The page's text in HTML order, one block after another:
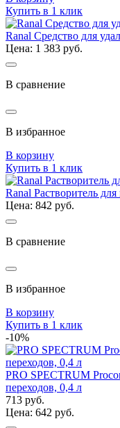
Купить в 1 клик
Ranal Средство для
Цена: 1 383 руб.
В сравнение
В избранное
В корзину
Купить в 1 клик
Ranal Растворитель
Цена: 842 руб.
В сравнение
В избранное
В корзину
Купить в 1 клик
-10%
PRO SPECTRUM
переходов, 0,4 л
713 руб.
Цена: 642 руб.